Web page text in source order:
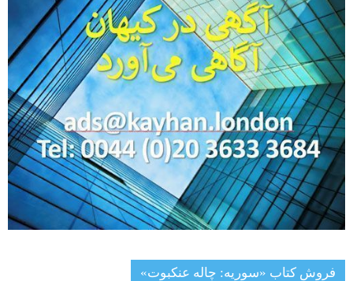
فروش کتاب «سوریه: چاله عنکبوت»